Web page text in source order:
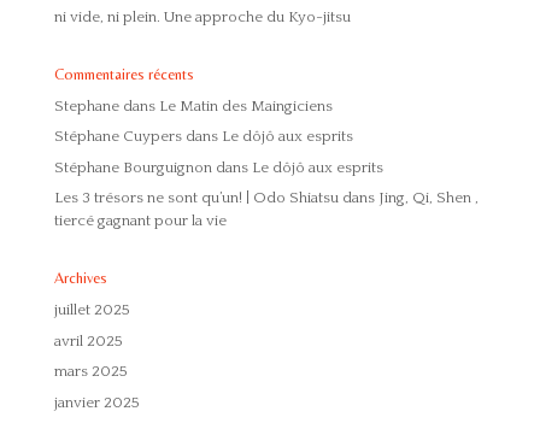
ni vide, ni plein. Une approche du Kyo-jitsu
Commentaires récents
Stephanedans Le Matin des Maingiciens
Stéphane Cuypersdans Le dôjô aux esprits
Stéphane Bourguignon dans Le dôjô aux esprits
Les 3 trésors ne sont qu’un! | Odo Shiatsudans Jing, Qi, Shen ,
tiercé gagnant pour la vie
Archives
juillet 2025
avril 2025
mars 2025
janvier 2025